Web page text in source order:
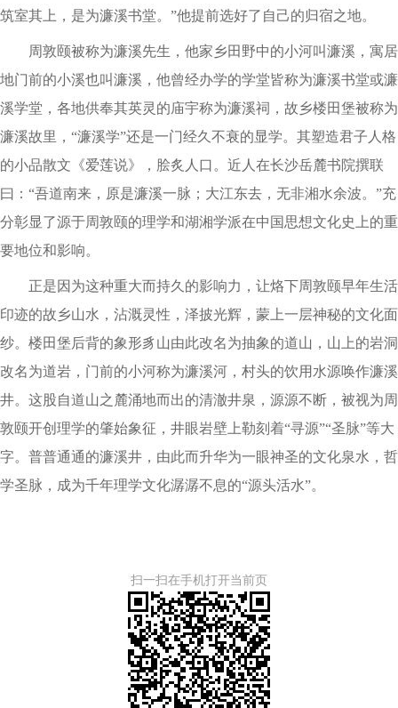
筑室其上，是为濂溪书堂。”他提前选好了自己的归宿之地。
周敦颐被称为濂溪先生，他家乡田野中的小河叫濂溪，寓居
地门前的小溪也叫濂溪，他曾经办学的学堂皆称为濂溪书堂或濂
溪学堂，各地供奉其英灵的庙宇称为濂溪祠，故乡楼田堡被称为
濂溪故里，“濂溪学”还是一门经久不衰的显学。其塑造君子人格
的小品散文《爱莲说》，脍炙人口。近人在长沙岳麓书院撰联
曰：“吾道南来，原是濂溪一脉；大江东去，无非湘水余波。”充
分彰显了源于周敦颐的理学和湖湘学派在中国思想文化史上的重
要地位和影响。
正是因为这种重大而持久的影响力，让烙下周敦颐早年生活
印迹的故乡山水，沾溉灵性，泽披光辉，蒙上一层神秘的文化面
纱。楼田堡后背的象形豸山由此改名为抽象的道山，山上的岩洞
改名为道岩，门前的小河称为濂溪河，村头的饮用水源唤作濂溪
井。这股自道山之麓涌地而出的清澈井泉，源源不断，被视为周
敦颐开创理学的肇始象征，井眼岩壁上勒刻着“寻源”“圣脉”等大
字。普普通通的濂溪井，由此而升华为一眼神圣的文化泉水，哲
学圣脉，成为千年理学文化潺潺不息的“源头活水”。
扫一扫在手机打开当前页